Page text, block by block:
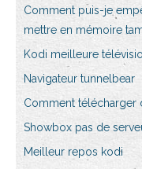
Comment puis-je
mettre en mémoire
Kodi meilleure
Navigateur tunnelbear
Comment télécharger
Showbox pas de
Meilleur repos kodi